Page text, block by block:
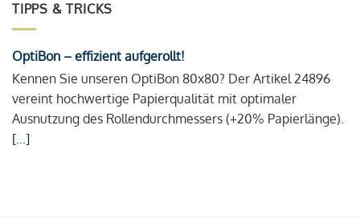
TIPPS & TRICKS
OptiBon – effizient aufgerollt!
Kennen Sie unseren OptiBon 80x80? Der Artikel 24896
vereint hochwertige Papierqualität mit optimaler
Ausnutzung des Rollendurchmessers (+20% Papierlänge).
[...]